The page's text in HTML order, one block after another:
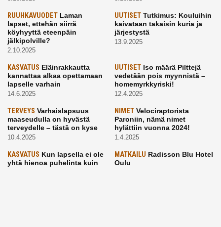
RUUHKAVUODET Laman
lapset, ettehän siirrä
köyhyyttä eteenpäin
jälkipolville?
2.10.2025
UUTISETTutkimus: Kouluihin
kaivataan takaisin kuria ja
järjestystä
13.9.2025
KASVATUS Eläinrakkautta
kannattaa alkaa opettamaan
lapselle varhain
14.6.2025
UUTISETIso määrä Pilttejä
vedetään pois myynnistä –
homemyrkkyriski!
12.4.2025
TERVEYS Varhaislapsuus
maaseudulla on hyvästä
terveydelle – tästä on kyse
10.4.2025
NIMETVelociraptorista
Paroniin, nämä nimet
hylättiin vuonna 2024!
1.4.2025
KASVATUS Kun lapsella ei ole
yhtä hienoa puhelinta kuin
MATKAILU Radisson Blu Hotel
Oulu